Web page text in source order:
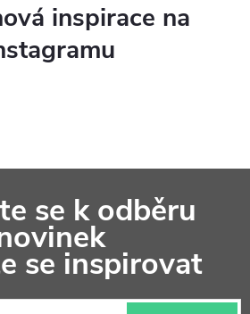
inspirace na
se k odběru
se inspirovat